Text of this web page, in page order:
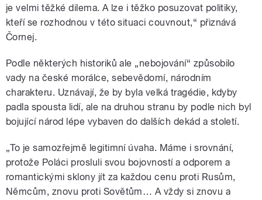
je velmi těžké dilema. A lze i těžko posuzovat politiky,
kteří se rozhodnou v této situaci couvnout,“ přiznává
Čornej.
Podle některých historiků ale „nebojování“ způsobilo
vady na české morálce, sebevědomí, národním
charakteru. Uznávají, že by byla velká tragédie, kdyby
padla spousta lidí, ale na druhou stranu by podle nich byl
bojující národ lépe vybaven do dalších dekád a století.
„To je samozřejmě legitimní úvaha. Máme i srovnání,
protože Poláci prosluli svou bojovností a odporem a
romantickými sklony jít za každou cenu proti Rusům,
Němcům, znovu proti Sovětům… A vždy si znovu a